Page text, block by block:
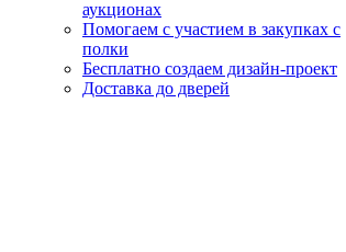
аукционах
Помогаем с участием в закупках с
полки
Бесплатно создаем дизайн-проект
Доставка до дверей